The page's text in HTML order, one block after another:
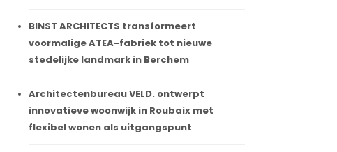
BINST ARCHITECTS transformeert
voormalige ATEA-fabriek tot nieuwe
stedelijke landmark in Berchem
Architectenbureau VELD. ontwerpt
innovatieve woonwijk in Roubaix met
flexibel wonen als uitgangspunt